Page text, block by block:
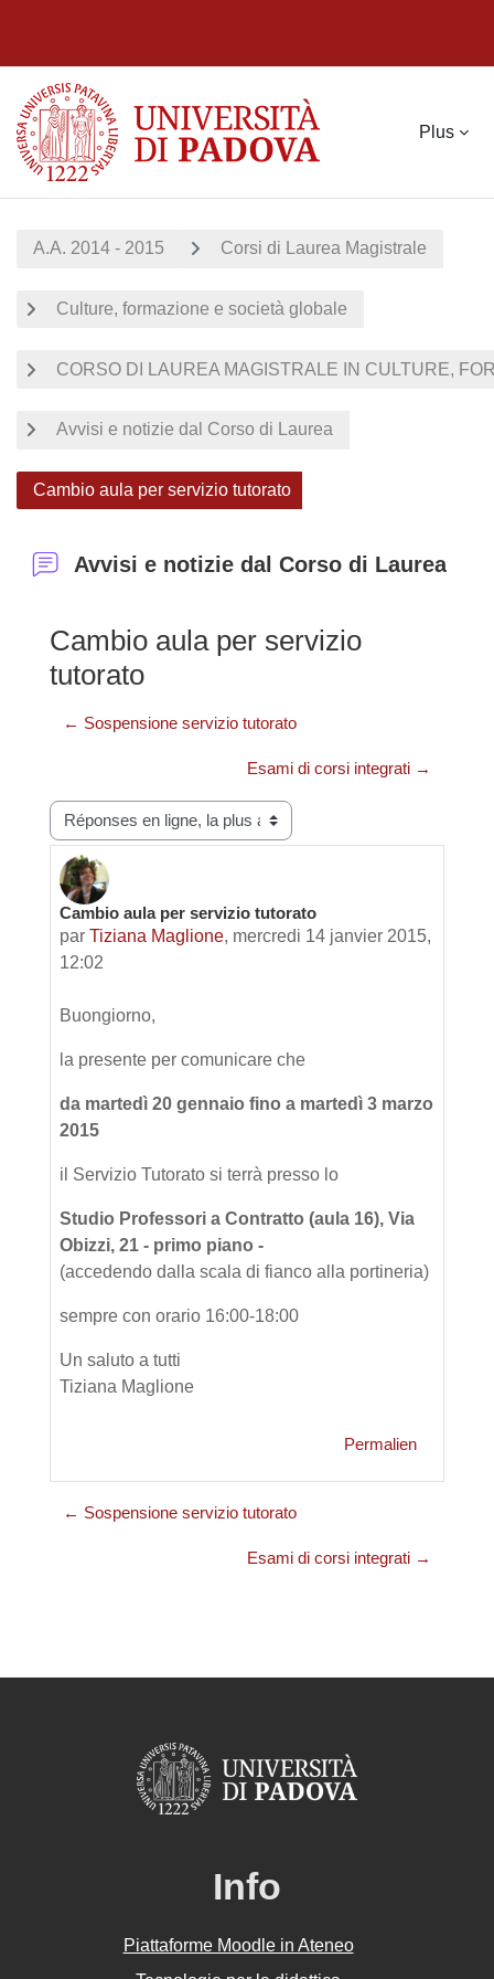
Plus
A.A. 2014 - 2015 Corsi di Laurea Magistrale
Culture, formazione e società globale
CORSO DI LAUREA MAGISTRALE IN CULTURE,
Avvisi e notizie dal Corso di Laurea
Cambio aula per servizio tutorato
Avvisi e notizie dal Corso di Laurea
Cambio aula per servizio
tutorato
← Sospensione servizio tutorato
Esami di corsi integrati →
Type d’affichage
Cambio aula per servizio tutorato
par Tiziana Maglione, mercredi 14 janvier 2015,
12:02
Nombre de réponses : 0
Buongiorno,
la presente per comunicare che
da martedì 20 gennaio fino a martedì 3 marzo
2015
il Servizio Tutorato si terrà presso lo
Studio Professori a Contratto (aula 16), Via
Obizzi, 21 - primo piano -
(accedendo dalla scala di fianco alla portineria)
sempre con orario 16:00-18:00
Un saluto a tutti
Tiziana Maglione
Permalien
← Sospensione servizio tutorato
Esami di corsi integrati →
Info
Piattaforme Moodle in Ateneo